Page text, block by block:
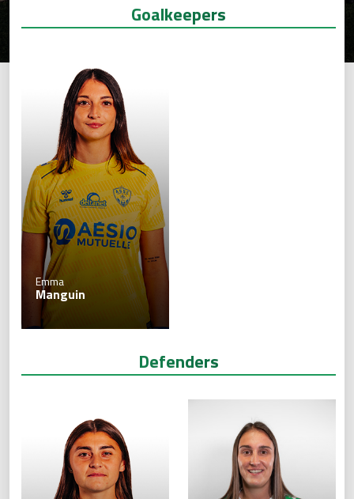
Goalkeepers
Emma
Manguin
Defenders